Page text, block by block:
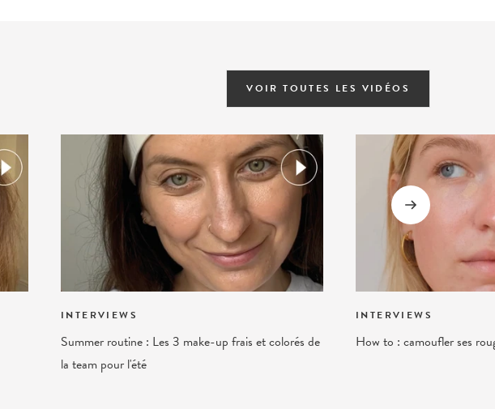
VOIR TOUTES LES VIDÉOS
INTERVIEWS
Summer routine : Les 3 make-up frais et colorés de
la team pour l'été
INTERVIEWS
How to : camoufler ses